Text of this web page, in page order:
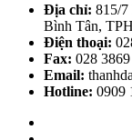
Địa chỉ: 815/
Bình Tân,
Điện thoại:
Fax: 028
Email:
Hotline: 0909